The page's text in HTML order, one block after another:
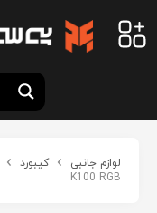
لوازم جانبی کیبورد
K100 RGB